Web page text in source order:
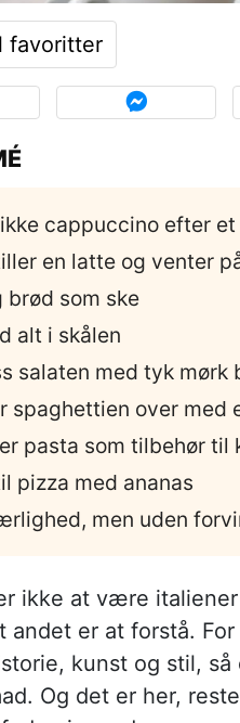
favoritter
cappuccino efter
en latte og venter
brød som ske
alt i skålen
salaten med tyk mørk
spaghettien over med
pasta som tilbehør til
pizza med ananas
men uden
ikke at være
andet er at forstå.
kunst og stil,
Og det er her,